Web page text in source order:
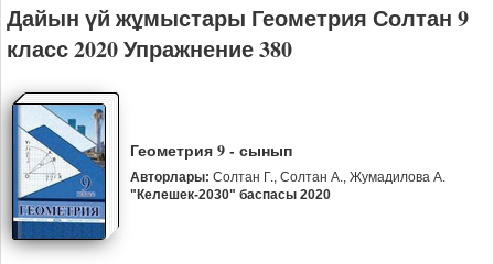
Дайын үй жұмыстары Геометрия Солтан 9
класс 2020 Упражнение 380
Геометрия 9 - сынып
Авторлары: Солтан Г., Солтан А., Жумадилова А.
"Келешек-2030" баспасы 2020